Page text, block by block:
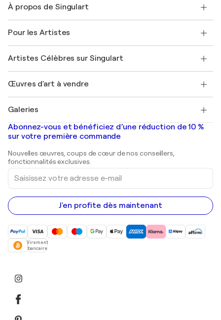
Expédition
Offrir une carte cadeau
Rejoignez notre programme commercial
Mon compte
+33 1 76 44 06 42
À propos de Singulart
FAQ
Magazine Singulart
Emplois
Découvrez une sélection d'art original
Pour les Artistes
Se connecter en tant qu'Artiste
Artistes Célèbres sur Singulart
Marc Chagall
Banksy
Mr. Brainwash
Shepard Fairey
Œuvres d'art à vendre
Tableaux abstraits à vendre
Peintures de paysage
Estampes
Peintures acryliques
Galeries
Galeries d'art en France
Galeries d'art en Belgique
Abonnez-vous et bénéficiez d’une réduction de 10 %
sur votre première commande
Nouvelles œuvres, coups de cœur de nos conseillers,
fonctionnalités exclusives.
Saisissez
votre
adresse
e-
mail
J'en profite dès maintenant
Virement
bancaire